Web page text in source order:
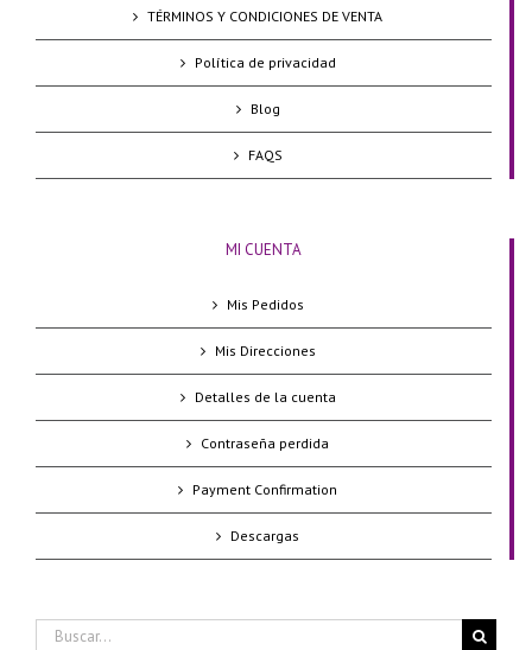
TÉRMINOS Y CONDICIONES DE VENTA
Política de privacidad
Blog
FAQS
MI CUENTA
Mis Pedidos
Mis Direcciones
Detalles de la cuenta
Contraseña perdida
Payment Confirmation
Descargas
Buscar: